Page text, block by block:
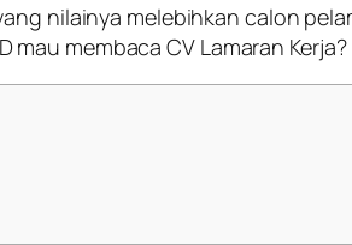
nilainya melebihkan calon
mau membaca CV Lamaran Kerja?